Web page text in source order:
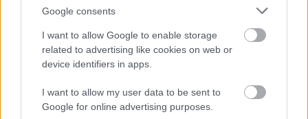
Google consents
I want to allow Google to enable storage
related to advertising like cookies on web or
device identifiers in apps.
I want to allow my user data to be sent to
Google for online advertising purposes.
FORMA-1
Óriási fordulat Lewis Hamilton
jövőjével kapcsolatban